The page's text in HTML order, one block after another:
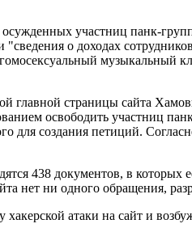
участниц панк-
о доходах
музыкальный
страницы сайта
освободить участниц
для создания петиций.
438 документов, в которых
нет ни одного обращения,
атаки на сайт и